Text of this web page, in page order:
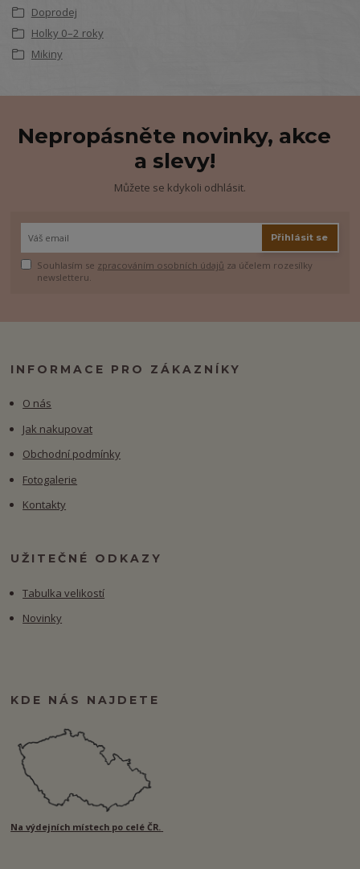
Doprodej
Holky 0–2 roky
Mikiny
Nepropásněte novinky, akce
a slevy!
Můžete se kdykoli odhlásit.
Přihlásit se
Souhlasím se zpracováním osobních údajů za účelem rozesílky
newsletteru.
INFORMACE PRO ZÁKAZNÍKY
O nás
Jak nakupovat
Obchodní podmínky
Fotogalerie
Kontakty
UŽITEČNÉ ODKAZY
Tabulka velikostí
Novinky
KDE NÁS NAJDETE
Na výdejních místech po celé ČR.